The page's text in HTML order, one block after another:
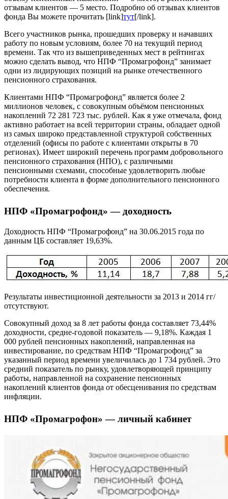
отзывам клиентов — 5 место. Подробно об отзывах клиентов
фонда Вы можете прочитать [link]тут[/link].
Всего участников рынка, прошедших проверку и начавших
работу по новым условиям, более 70 на текущий период
времени. Так что из вышеприведенных мест в рейтингах
можно сделать вывод, что НПФ “Промагрофонд” занимает
одни из лидирующих позиций на рынке отечественного
пенсионного страхования.
Клиентами НПФ “Промагрофонд” является более 2
миллионов человек, с совокупным объёмом пенсионных
накоплений 72 281 723 тыс. рублей. Как я уже отмечала, фонд
активно работает на всей территории страны, обладает одной
из самых широко представленной структурой собственных
отделений (офисы по работе с клиентами открыты в 70
регионах). Имеет широкий перечень программ добровольного
пенсионного страхования (НПО), с различными
пенсионными схемами, способные удовлетворить любые
потребности клиента в форме дополнительного пенсионного
обеспечения.
НПФ «Промагрофонд» — доходность
Доходность НПФ “Промагрофонд” на 30.06.2015 года по
данным ЦБ составляет 19,63%.
Результаты инвестиционной деятельности за 2013 и 2014 гг/
отсутствуют.
Совокупный доход за 8 лет работы фонда составляет 73,44%
доходности, средне-годовой показатель — 9,18%. Каждая 1
000 рублей пенсионных накоплений, направленная на
инвестирование, по средствам НПФ “Промагрофонд” за
указанный период времени увеличилась до 1 734 рублей. Это
средний показатель по рынку, удовлетворяющей принципу
работы, направленной на сохранение пенсионных
накоплений клиентов фонда от обесценивания по средствам
инфляции.
НПФ «Промагрофон» — личный кабинет